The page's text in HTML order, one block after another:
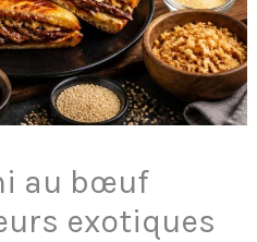
au bœuf
exotiques